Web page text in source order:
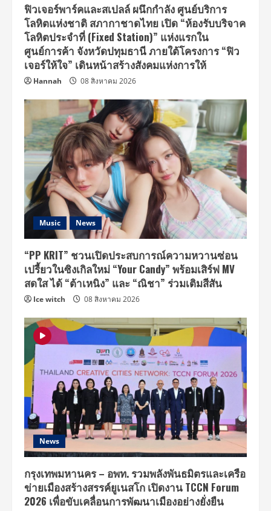
ฟิวเจอร์พาร์คและสเปลล์ ผนึกกำลัง ศูนย์บริการ
โลหิตแห่งชาติ สภากาชาดไทย เปิด “ห้องรับบริจาค
โลหิตประจำที่ (Fixed Station)” แห่งแรกใน
ศูนย์การค้า จังหวัดปทุมธานี ภายใต้โครงการ “ฟิว
เจอร์ให้ใจ” เดินหน้าสร้างสังคมแห่งการให้
Hannah 08 สิงหาคม 2026
Music News
“PP KRIT” ชวนเปิดประสบการณ์ความหวานซ่อน
เปรี้ยวในซิงเกิลใหม่ “Your Candy” พร้อมเสิร์ฟ MV
สดใส ได้ “ต้าเหนิง” และ “ณิชา” ร่วมเติมสีสัน
Ice witch 08 สิงหาคม 2026
News
กรุงเทพมหานคร – อพท. รวมพลังพันธมิตรและเครือ
ข่ายเมืองสร้างสรรค์ยูเนสโก เปิดงาน TCCN Forum
2026 เพื่อขับเคลื่อนการพัฒนาเมืองอย่างยั่งยืน